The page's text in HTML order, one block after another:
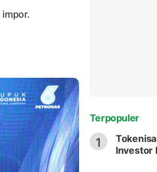
Terpopuler
1
Investor